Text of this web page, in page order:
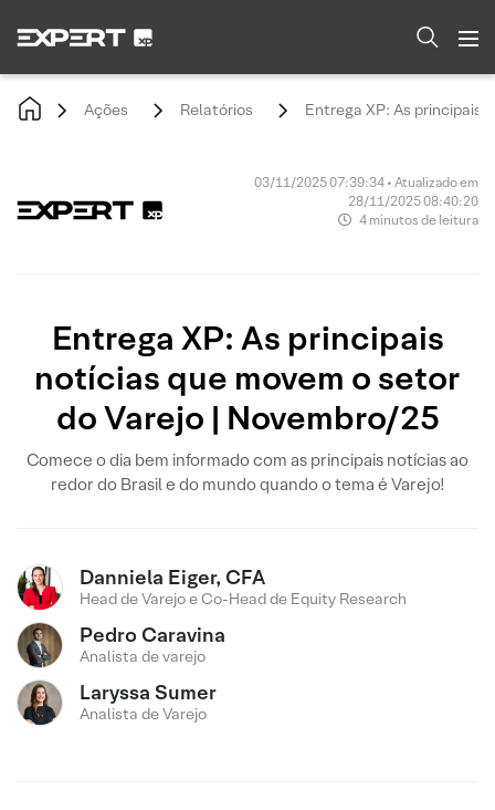
Ações Relatórios Entrega XP: As principais
03/11/2025 07:39:34 • Atualizado em
28/11/2025 08:40:20
4 minutos de leitura
Entrega XP: As principais
notícias que movem o setor
do Varejo | Novembro/25
Comece o dia bem informado com as principais notícias ao
redor do Brasil e do mundo quando o tema é Varejo!
Danniela Eiger, CFA
Head de Varejo e Co-Head de Equity Research
Pedro Caravina
Analista de varejo
Laryssa Sumer
Analista de Varejo